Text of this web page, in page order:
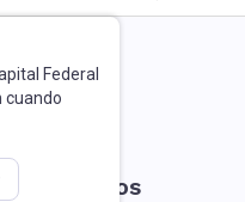
Federal
cuando
resultados